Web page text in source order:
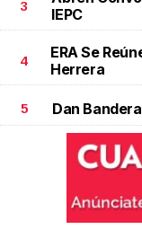
3
IEPC
4
ERA Se
Herrera
5 Dan